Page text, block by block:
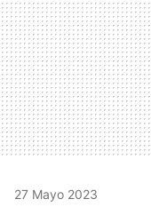
27 Mayo 2023